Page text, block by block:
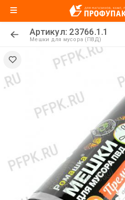
Артикул: 23766.1.1
Мешки для мусора (ПВД)